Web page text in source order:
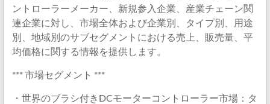
ントローラーメーカー、新規参入企業、産業チェーン関
連企業に対し、市場全体および企業別、タイプ別、用途
別、地域別のサブセグメントにおける売上、販売量、平
均価格に関する情報を提供します。
*** 市場セグメント ***
・世界のブラシ付きDCモーターコントローラー市場：タ